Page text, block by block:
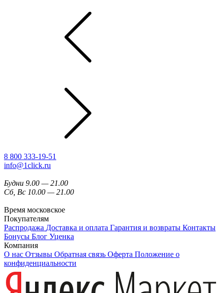
8 800 333-19-51
info@1click.ru
Будни 9.00 — 21.00
Сб, Вс 10.00 — 21.00
Время московское
Покупателям
Распродажа Доставка и оплата Гарантия и возвраты Контакты
Бонусы Блог Уценка
Компания
О нас Отзывы Обратная связь Оферта Положение о
конфиденциальности